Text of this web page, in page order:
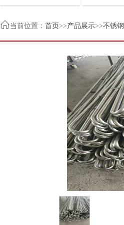
当前位置： 首页>>产品展示>>不锈